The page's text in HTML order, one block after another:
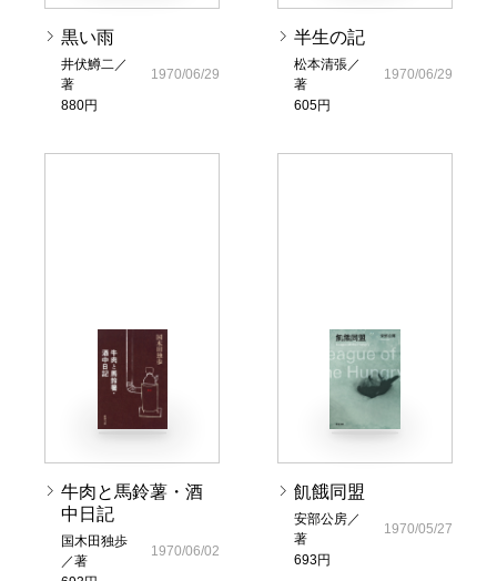
黒い雨
井伏鱒二／
著
880円
1970/06/29
半生の記
松本清張／
著
605円
1970/06/29
牛肉と馬鈴薯・酒
中日記
国木田独歩
／著
1970/06/02
飢餓同盟
安部公房／
著
693円
1970/05/27